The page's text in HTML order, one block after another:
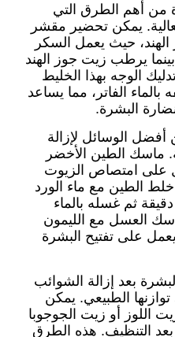
من أهم الطرق التي
يمكن تحضير مقشر
حيث يعمل السكر
بينما يرطب زيت جوز الهند
الوجه بهذا الخليط
الفاتر، مما يساعد
البشرة.
أفضل الوسائل لإزالة
ماسك الطين الأخضر
على امتصاص الزيوت
خلط الطين مع ماء الورد
وتطبيقه على الوجه لمدة 15 دقيقة ثم غسله بالماء
العسل مع الليمون
على تفتيح البشرة
بعد إزالة الشوائب
الطبيعي. يمكن
اللوز أو زيت الجوجوبا
التنظيف. هذه الطرق